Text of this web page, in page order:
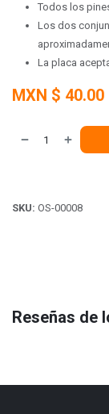
Todos los
Los dos
La placa
MXN $ 40.00
SKU: OS-00008
Reseñas de